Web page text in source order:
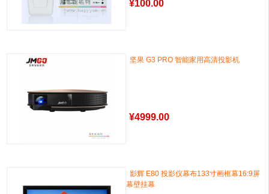
¥100.00
坚果 G3 PRO 智能家用高清投影机
¥4999.00
影辉 E80 投影仪幕布133寸画框幕16:9屏
幕壁挂幕